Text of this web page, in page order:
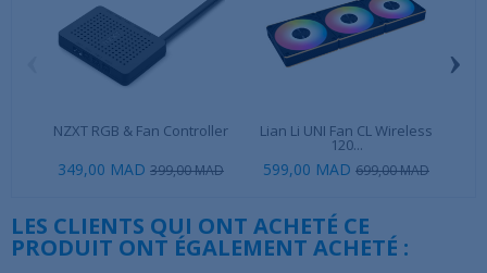
NZXT RGB & Fan Controller
349,00 MAD 399,00 MAD
Lian Li UNI Fan CL Wireless
120...
599,00 MAD 699,00 MAD
›
LES CLIENTS QUI ONT ACHETÉ CE
PRODUIT ONT ÉGALEMENT ACHETÉ :